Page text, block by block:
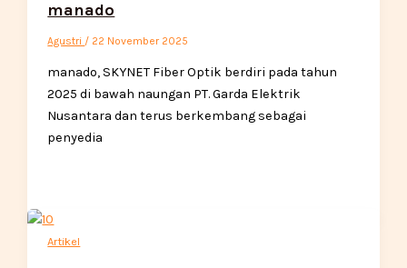
manado
Agustri / 22 November 2025
manado, SKYNET Fiber Optik berdiri pada tahun
2025 di bawah naungan PT. Garda Elektrik
Nusantara dan terus berkembang sebagai
penyedia
Artikel